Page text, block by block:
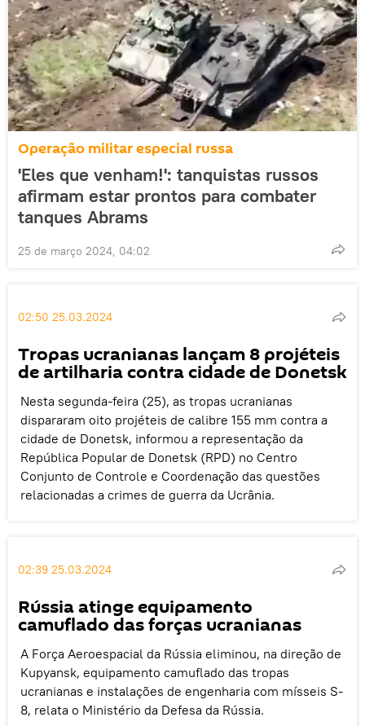
Operação militar especial russa
'Eles que venham!': tanquistas russos
afirmam estar prontos para combater
tanques Abrams
25 de março 2024, 04:02
02:50 25.03.2024
Tropas ucranianas lançam 8 projéteis
de artilharia contra cidade de Donetsk
Nesta segunda-feira (25), as tropas ucranianas
dispararam oito projéteis de calibre 155 mm contra a
cidade de Donetsk, informou a representação da
República Popular de Donetsk (RPD) no Centro
Conjunto de Controle e Coordenação das questões
relacionadas a crimes de guerra da Ucrânia.
02:39 25.03.2024
Rússia atinge equipamento
camuflado das forças ucranianas
A Força Aeroespacial da Rússia eliminou, na direção de
Kupyansk, equipamento camuflado das tropas
ucranianas e instalações de engenharia com mísseis S-
8, relata o Ministério da Defesa da Rússia.